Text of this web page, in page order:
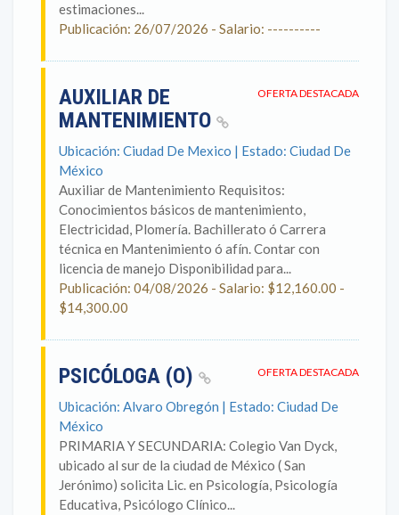
estimaciones...
Publicación: 26/07/2026 - Salario: ----------
OFERTA DESTACADA
AUXILIAR DE
MANTENIMIENTO
Ubicación: Ciudad De Mexico | Estado: Ciudad De
México
Auxiliar de Mantenimiento Requisitos:
Conocimientos básicos de mantenimiento,
Electricidad, Plomería. Bachillerato ó Carrera
técnica en Mantenimiento ó afín. Contar con
licencia de manejo Disponibilidad para...
Publicación: 04/08/2026 - Salario: $12,160.00 -
$14,300.00
OFERTA DESTACADA
PSICÓLOGA (O)
Ubicación: Alvaro Obregón | Estado: Ciudad De
México
PRIMARIA Y SECUNDARIA: Colegio Van Dyck,
ubicado al sur de la ciudad de México ( San
Jerónimo) solicita Lic. en Psicología, Psicología
Educativa, Psicólogo Clínico...